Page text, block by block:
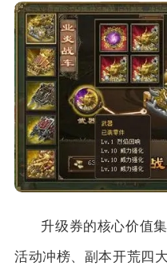
升级券的核心价值
活动冲榜、副本开荒四